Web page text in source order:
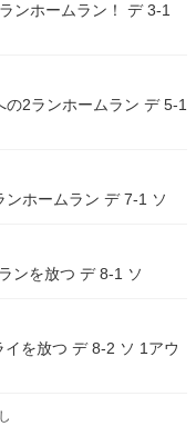
ンホームラン！ デ 3-1
2ランホームラン デ 5-1
ホームラン デ 7-1 ソ
ンを放つ デ 8-1 ソ
を放つ デ 8-2 ソ 1アウ